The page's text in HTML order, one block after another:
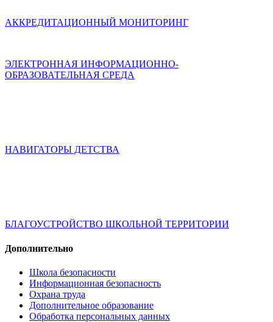
АККРЕДИТАЦИОННЫЙ МОНИТОРИНГ
ЭЛЕКТРОННАЯ ИНФОРМАЦИОННО-
ОБРАЗОВАТЕЛЬНАЯ СРЕДА
НАВИГАТОРЫ ДЕТСТВА
БЛАГОУСТРОЙСТВО ШКОЛЬНОЙ ТЕРРИТОРИИ
Дополнительно
Школа безопасности
Информационная безопасность
Охрана труда
Дополнительное образование
Обработка персональных данных